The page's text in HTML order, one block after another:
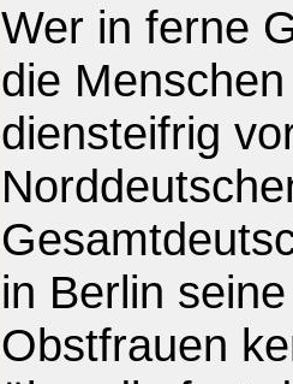
Wer in ferne
die
diensteifrig
in Berlin
Obstfrauen